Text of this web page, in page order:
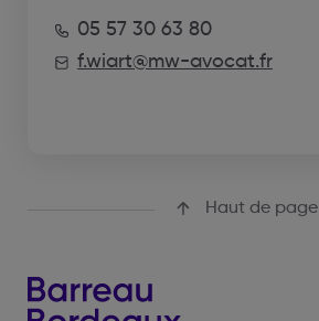
05 57 30 63 80
f.wiart@mw-avocat.fr
Haut de page